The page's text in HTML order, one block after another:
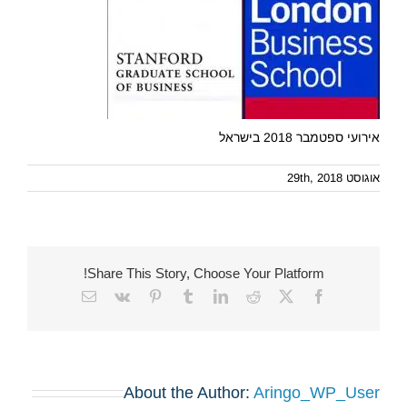
אירועי ספטמבר 2018 בישראל
אוגוסט 29th, 2018
Share This Story, Choose Your Platform!
Facebook
X
Reddit
LinkedIn
Tumblr
Pinterest
Vk
Email
About the Author: Aringo_WP_User